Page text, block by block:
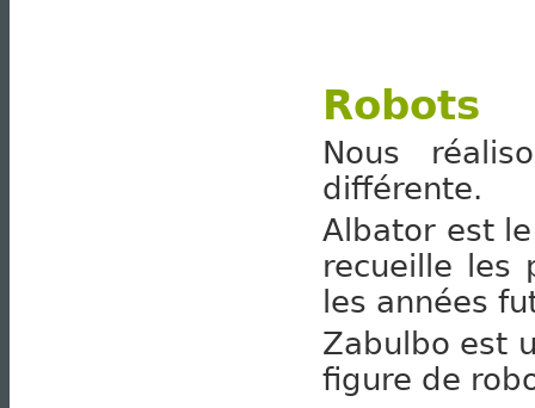
Robots
Nous
différente.
Albator est
recueille les
les années
Zabulbo est
figure de